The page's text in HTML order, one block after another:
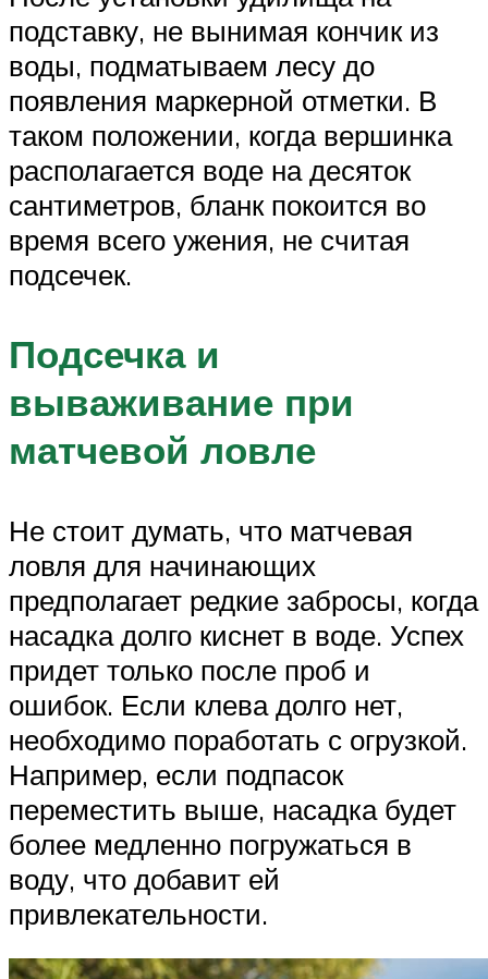
подставку, не вынимая кончик из
воды, подматываем лесу до
появления маркерной отметки. В
таком положении, когда вершинка
располагается воде на десяток
сантиметров, бланк покоится во
время всего ужения, не считая
подсечек.
Подсечка и
вываживание при
матчевой ловле
Не стоит думать, что матчевая
ловля для начинающих
предполагает редкие забросы, когда
насадка долго киснет в воде. Успех
придет только после проб и
ошибок. Если клева долго нет,
необходимо поработать с огрузкой.
Например, если подпасок
переместить выше, насадка будет
более медленно погружаться в
воду, что добавит ей
привлекательности.